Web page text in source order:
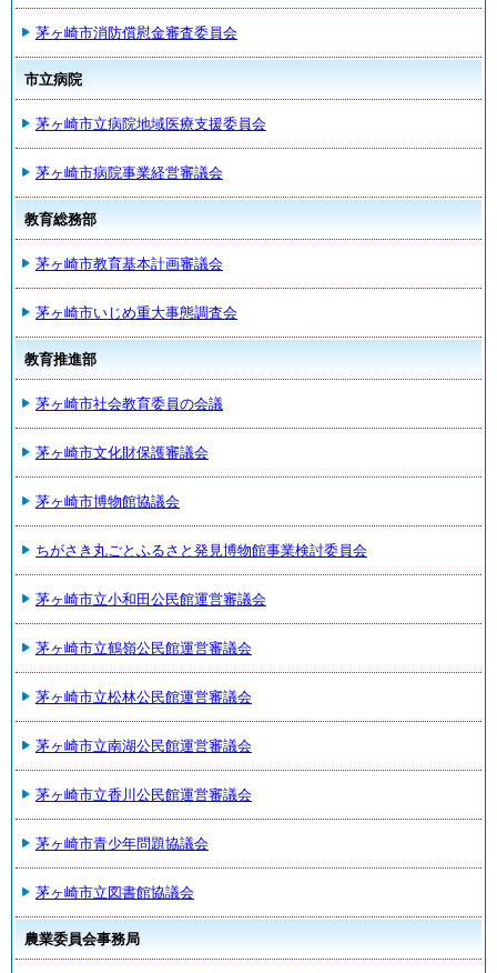
茅ヶ崎市消防償慰金審査委員会
市立病院
茅ヶ崎市立病院地域医療支援委員会
茅ヶ崎市病院事業経営審議会
教育総務部
茅ヶ崎市教育基本計画審議会
茅ヶ崎市いじめ重大事態調査会
教育推進部
茅ヶ崎市社会教育委員の会議
茅ヶ崎市文化財保護審議会
茅ヶ崎市博物館協議会
ちがさき丸ごとふるさと発見博物館事業検討委員会
茅ヶ崎市立小和田公民館運営審議会
茅ヶ崎市立鶴嶺公民館運営審議会
茅ヶ崎市立松林公民館運営審議会
茅ヶ崎市立南湖公民館運営審議会
茅ヶ崎市立香川公民館運営審議会
茅ヶ崎市青少年問題協議会
茅ヶ崎市立図書館協議会
農業委員会事務局